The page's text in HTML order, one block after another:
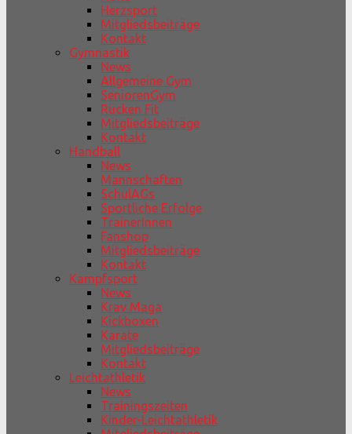
Herzsport
Mitgliedsbeiträge
Kontakt
Gymnastik
News
Allgemeine Gym
SeniorenGym
Rücken Fit
Mitgliedsbeiträge
Kontakt
Handball
News
Mannschaften
SchulAGs
Sportliche Erfolge
TrainerInnen
Fanshop
Mitgliedsbeiträge
Kontakt
Kampfsport
News
Krav Maga
Kickboxen
Karate
Mitgliedsbeiträge
Kontakt
Leichtathletik
News
Trainingszeiten
Kinder-Leichtathletik